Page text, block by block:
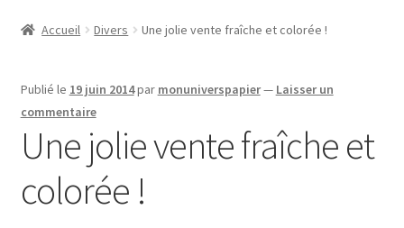
A propos
Accueil Divers Une jolie vente fraîche et colorée !
Publié le 19 juin 2014par monuniverspapier— Laisser un
commentaire
Une jolie vente fraîche et
colorée !